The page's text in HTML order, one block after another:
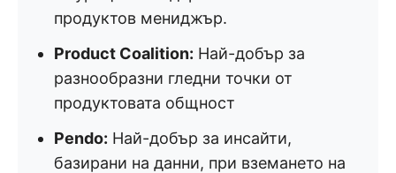
продуктов мениджър.
Product Coalition: Най-добър за
разнообразни гледни точки от
продуктовата общност
Pendo: Най-добър за инсайти,
базирани на данни, при вземането на